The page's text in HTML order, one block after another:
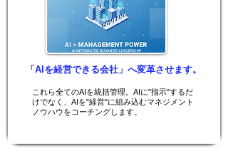
「AIを経営できる会社」へ変革させます。
これら全てのAIを統括管理。AIに"指示"するだ
けでなく、AIを"経営"に組み込むマネジメント
ノウハウをコーチングします。